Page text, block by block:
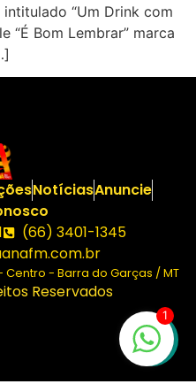
“Um Drink com
“É Bom Lembrar” marca
NotíciasAnuncie
(66) 3401-1345
Centro - Barra do Garças / MT
Reservados
1